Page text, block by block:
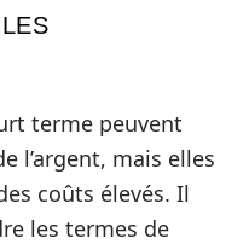
terme peuvent
l’argent, mais elles
coûts élevés. Il
les termes de